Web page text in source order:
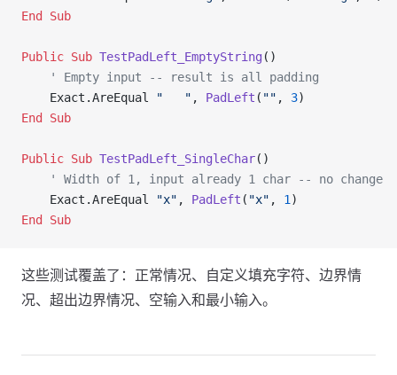
End Sub
Public Sub TestPadLeft_EmptyString ()
    ' Empty input -- result is all padding
    Exact.AreEqual
"   " , PadLeft ( "" , 3)
End Sub
Public Sub TestPadLeft_SingleChar()
    ' Width of 1, input already 1 char -- no change
    Exact.AreEqual
"x" , PadLeft ( "x" , 1 )
End Sub
这些测试覆盖了：正常情况、自定义填充字符、边界情
况、超出边界情况、空输入和最小输入。